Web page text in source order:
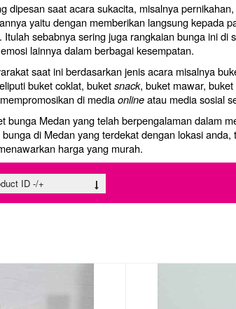
dipesan saat acara sukacita, misalnya
yaitu dengan memberikan langsung kepada
sebabnya sering juga rangkaian bunga ini di
lainnya dalam berbagai kesempatan.
saat ini berdasarkan jenis acara misalnya
buket coklat, buketsnack, buket mawar,
di mediaonlineatau media sosial
bunga Medan yang telah berpengalaman dalam
bunga di Medan yang terdekat dengan lokasi
harga yang murah.
ID -/+